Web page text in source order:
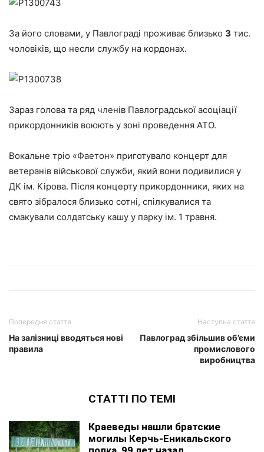
За його словами, у Павлограді проживає близько 3 тис.
чоловіків, що несли службу на кордонах.
Зараз голова та ряд членів Павлоградської асоціації
прикордонників воюють у зоні проведення АТО.
Вокальне тріо «Фаетон» приготувало концерт для
ветеранів військової служби, який вони подивилися у
ДК ім. Кірова. Після концерту прикордонники, яких на
свято зібралося близько сотні, спілкувалися та
смакували солдатську кашу у парку ім. 1 травня.
Попередня стаття
На залізниці вводяться нові
правила
Наступна стаття
Павлоград збільшив об’єми
промислового
виробництва
СТАТТІ ПО ТЕМІ
Краеведы нашли братские
могилы Керчь-Еникальского